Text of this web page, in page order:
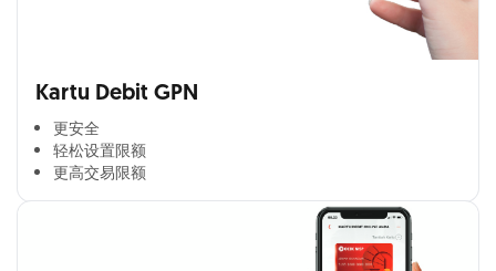
Kartu Debit GPN
更安全​
轻松设置限额​
更高交易限额​